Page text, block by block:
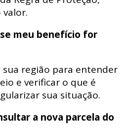
valor.
meu benefício for
sua região para entender
e verificar o que é
sua situação.
a nova parcela do